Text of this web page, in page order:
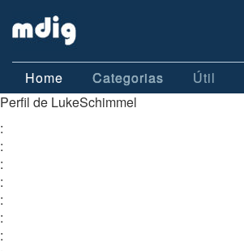
Home Categorias Útil
Perfil de LukeSchimmel
:
:
:
:
:
:
: